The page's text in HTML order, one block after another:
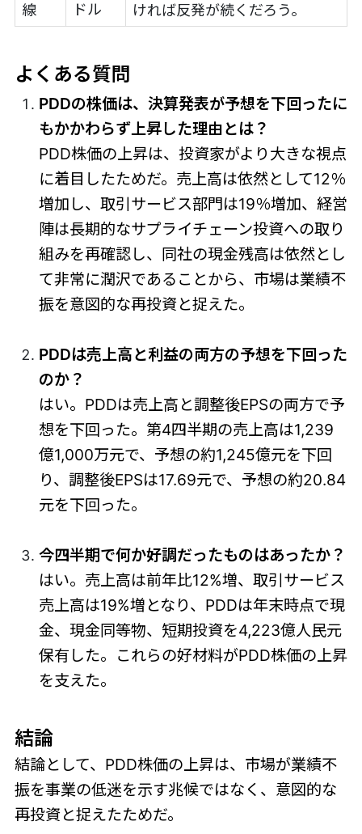
線
ドル
ければ反発が続くだろう。
よくある質問
PDDの株価は、決算発表が予想を下回ったに
もかかわらず上昇した理由とは？
PDD株価の上昇は、投資家がより大きな視点
に着目したためだ。売上高は依然として12％
増加し、取引サービス部門は19％増加、経営
陣は長期的なサプライチェーン投資への取り
組みを再確認し、同社の現金残高は依然とし
て非常に潤沢であることから、市場は業績不
振を意図的な再投資と捉えた。
PDDは売上高と利益の両方の予想を下回った
のか？
はい。PDDは売上高と調整後EPSの両方で予
想を下回った。第4四半期の売上高は1,239
億1,000万元で、予想の約1,245億元を下回
り、調整後EPSは17.69元で、予想の約20.84
元を下回った。
今四半期で何か好調だったものはあったか？
はい。売上高は前年比12%増、取引サービス
売上高は19%増となり、PDDは年末時点で現
金、現金同等物、短期投資を4,223億人民元
保有した。これらの好材料がPDD株価の上昇
を支えた。
結論
結論として、PDD株価の上昇は、市場が業績不
振を事業の低迷を示す兆候ではなく、意図的な
再投資と捉えたためだ。